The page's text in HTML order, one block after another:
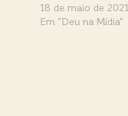
18 de maio de 2021
Em "Deu na Mídia"